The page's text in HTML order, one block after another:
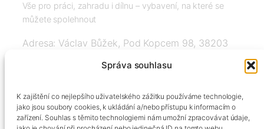
Správa souhlasu
K zajištění co nejlepšího uživatelského zážitku používáme technologie,
jako jsou soubory cookies, k ukládání a/nebo přístupu k informacím o
zařízení. Souhlas s těmito technologiemi nám umožní zpracovávat údaje,
Vše pro práci, zahradu i dílnu – vybavení, na které se
můžete spolehnout
Adresa: Václav Bůžek, Pod Kopcem 98, 38203
+420606334248, info@agrobox.cz